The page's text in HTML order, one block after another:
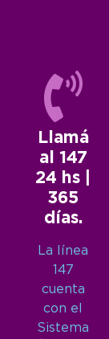
Llamá
al 147
24 hs |
365
días.
La línea
147
cuenta
con el
Sistema